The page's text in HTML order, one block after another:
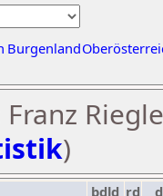
Burgenland
)
bdld rd